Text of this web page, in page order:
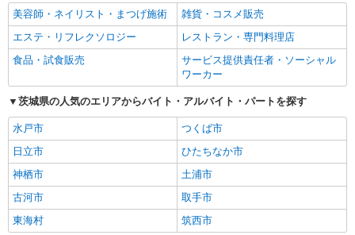
美容師・ネイリスト・まつげ施術
雑貨・コスメ販売
エステ・リフレクソロジー
レストラン・専門料理店
食品・試食販売
サービス提供責任者・ソーシャル
ワーカー
茨城県の人気のエリアからバイト・アルバイト・パートを探す
水戸市
つくば市
日立市
ひたちなか市
神栖市
土浦市
古河市
取手市
東海村
筑西市